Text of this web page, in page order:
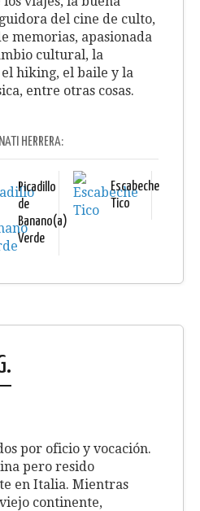
del cine de culto,
memorias, apasionada
cultural, la
hiking, el baile y la
entre otras cosas.
HERRERA:
Picadillo
de
Banano(a)
Verde
Escabeche
Tico
por oficio y vocación.
pero resido
en Italia. Mientras
continente,